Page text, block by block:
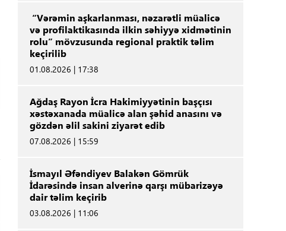
“Vərəmin aşkarlanması, nəzarətli müalicə
və profilaktikasında ilkin səhiyyə xidmətinin
rolu” mövzusunda regional praktik təlim
keçirilib
01.08.2026 | 17:38
Ağdaş Rayon İcra Hakimiyyətinin başçısı
xəstəxanada müalicə alan şəhid anasını və
gözdən əlil sakini ziyarət edib
07.08.2026 | 15:59
İsmayıl Əfəndiyev Balakən Gömrük
İdarəsində insan alverinə qarşı mübarizəyə
dair təlim keçirib
03.08.2026 | 11:06